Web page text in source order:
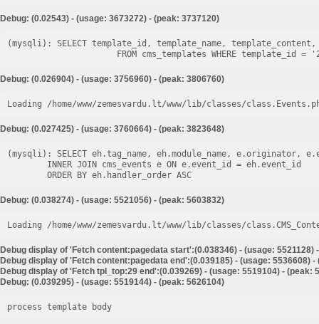
Debug: (0.02543) - (usage: 3673272) - (peak: 3737120)
(mysqli): SELECT template_id, template_name,
Debug: (0.026904) - (usage: 3756960) - (peak: 3806760)
Loading /home/www/zemesvardu.lt/www/lib/classes/
Debug: (0.027425) - (usage: 3760664) - (peak: 3823648)
(mysqli): SELECT eh.tag_name, eh.module_name, e.originator,
Debug: (0.038274) - (usage: 5521056) - (peak: 5603832)
Loading /home/www/zemesvardu.lt/www/lib/classes/
Debug display of 'Fetch content:pagedata start':(0.038346) - (usage: 5521128)
Debug display of 'Fetch content:pagedata end':(0.039185) - (usage: 5536608) -
Debug display of 'Fetch tpl_top:29 end':(0.039269) - (usage: 5519104) - (peak:
Debug: (0.039295) - (usage: 5519144) - (peak: 5626104)
process template body